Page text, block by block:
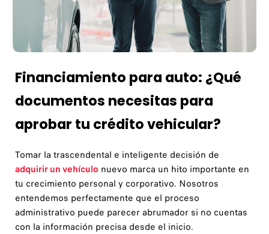
Financiamiento para auto: ¿Qué
documentos necesitas para
aprobar tu crédito vehicular?
Tomar la trascendental e inteligente decisión de
adquirir un vehículonuevo marca un hito importante en
tu crecimiento personal y corporativo. Nosotros
entendemos perfectamente que el proceso
administrativo puede parecer abrumador si no cuentas
con la información precisa desde el inicio.